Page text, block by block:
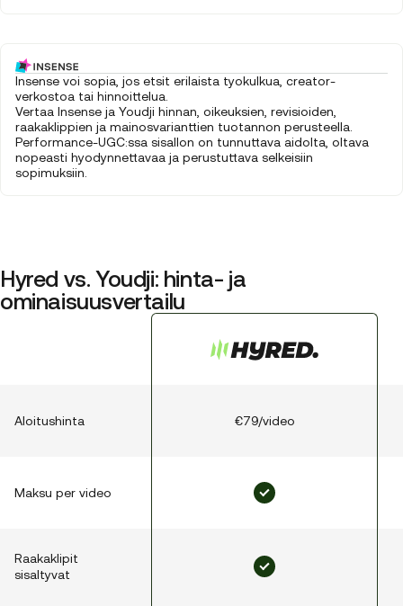
Insense voi sopia, jos etsit erilaista tyokulkua, creator-
verkostoa tai hinnoittelua.
Vertaa Insense ja Youdji hinnan, oikeuksien, revisioiden,
raakaklippien ja mainosvarianttien tuotannon perusteella.
Performance-UGC:ssa sisallon on tunnuttava aidolta, oltava
nopeasti hyodynnettavaa ja perustuttava selkeisiin
sopimuksiin.
Hyred vs. Youdji: hinta- ja
ominaisuusvertailu
Aloitushinta €79/video
Maksu per video
Raakaklipit
sisaltyvat